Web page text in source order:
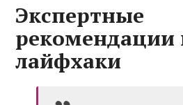
Экспертные
рекомендации
лайфхаки